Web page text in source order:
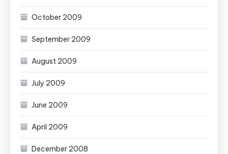
October 2009
September 2009
August 2009
July 2009
June 2009
April 2009
December 2008